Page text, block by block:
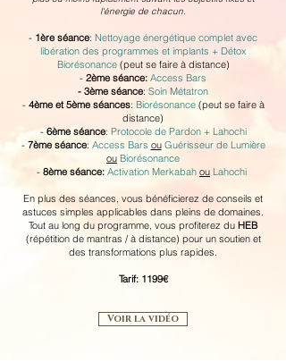
l'énergie de chacun.
- 1ère séance: Nettoyage énergétique complet avec
libération des programmes et implants + Détox
Biorésonance (peut se faire à distance)
- 2ème séance: Access Bars
- 3ème séance: Soin Métatron
- 4ème et 5ème séances: Biorésonance(peut se faire à
distance)
- 6ème séance: Protocole de Pardon + Lahochi
- 7ème séance: Access Bars ou Guérisseur de Lumière
ou Biorésonance
- 8ème séance: Activation Merkabah ou Lahochi
En plus des séances, vous bénéficierez de conseils et
astuces simples applicables dans pleins de domaines.
Tout au long du programme, vous profiterez du HEB
(répétition de mantras / à distance) pour un soutien et
des transformations plus rapides.
Tarif: 1199€
Voir la vidéo